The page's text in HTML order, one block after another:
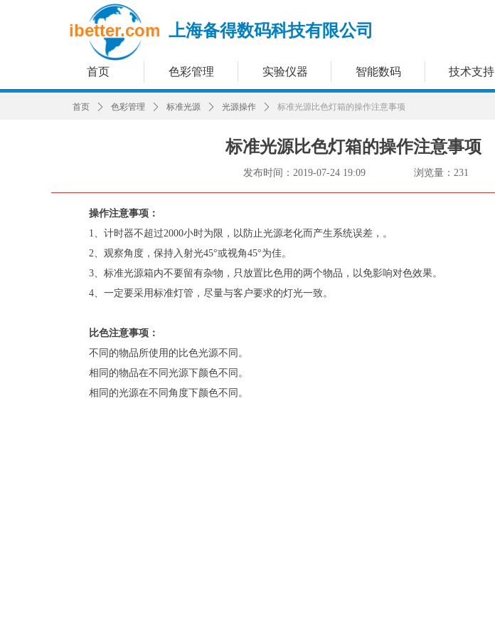
首页 色彩管理 实验仪器 智能数码 技术支持
ibetter.com 上海备得数码科技有限公司
标准光源比色灯箱的操作注意事项
发布时间： 2019-07-24 19:09 浏览量： 231
操作注意事项：
1、计时器不超过2000小时为限，以防止光源老化而产生系统误差，。
2、观察角度，保持入射光45°或视角45°为佳。
3、标准光源箱内不要留有杂物，只放置比色用的两个物品，以免影响对色效果。
4、一定要采用标准灯管，尽量与客户要求的灯光一致。
比色注意事项：
不同的物品所使用的比色光源不同。
相同的物品在不同光源下颜色不同。
相同的光源在不同角度下颜色不同。
首页 ꄲ 色彩管理 ꄲ 标准光源 ꄲ 光源操作 ꄲ 标准光源比色灯箱的操作注意事项